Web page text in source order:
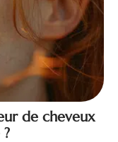
de cheveux